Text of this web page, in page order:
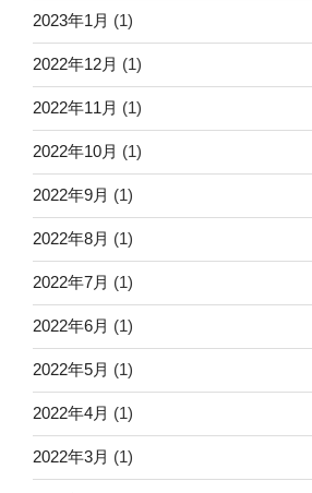
2023年1月 (1)
2022年12月 (1)
2022年11月 (1)
2022年10月 (1)
2022年9月 (1)
2022年8月 (1)
2022年7月 (1)
2022年6月 (1)
2022年5月 (1)
2022年4月 (1)
2022年3月 (1)